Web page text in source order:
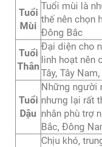
Tuổi
Mùi
Tuổi mùi là
thế nên chọn
Đông Bắc
Tuổi
Thân
Đại diện cho
linh hoạt nên
Tây, Tây
Tuổi
Dậu
Những người
nhưng lại rất
nhân phù trợ
Bắc, Đông
Chịu khó,